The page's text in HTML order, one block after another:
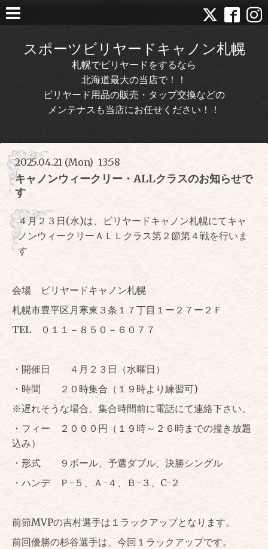
スポーツビリヤードキャノン札幌
札幌でビリヤードをするなら
北海道最大の当店で！！
ビリヤード用品の販売・タップ交換などの
メンテナスも当店にお任せください！！
2025.04.21 (Mon) 13:58
キャノンウィークリー・ALLクラスのお知らせで
す
４月２３日(水)は、ビリヤードキャノン札幌にてキャ
ノンウィークリーＡＬＬクラス第２節第４戦を行いま
す
会場 ビリヤードキャノン札幌
札幌市豊平区月寒東３条１７丁目１ー２７ー２Ｆ
TEL ０１１－８５０－６０７７
・開催日 ４月２３日（水曜日）
・時間 ２０時集合（１９時より練習可)
※遅れそうな場合、集合時間前に電話にて連絡下さい。
・フィー ２０００円（１９時～２６時までの撞き放題
込み）
・形式 ９ボール、予選ダブル、決勝シングル
・ハンデ Ｐ-５、Ａ-４、Ｂ-３、C-２
前節MVPの吉村選手は１ラックアップとなります。
前回優勝の杉谷選手は、今回１ラックアップです。